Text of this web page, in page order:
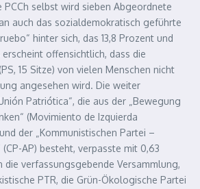
PCCh selbst wird sieben Abgeordnete
auch das sozialdemokratisch geführte
hinter sich, das 13,8 Prozent und
offensichtlich, dass die
15 Sitze) von vielen Menschen nicht
angesehen wird. Die weiter
Patriótica“, die aus der „Bewegung
(Movimiento de Izquierda
der „Kommunistischen Partei –
AP) besteht, verpasste mit 0,63
die verfassungsgebende Versammlung,
PTR, die Grün-Ökologische Partei